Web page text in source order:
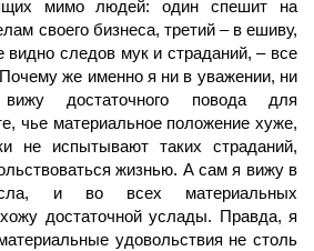
мимо людей: один спешит на
своего бизнеса, третий – в ешиву,
видно следов мук и страданий, – все
же именно я ни в уважении, ни
достаточного повода для
чье материальное положение хуже,
не испытывают таких страданий,
жизнью. А сам я вижу в
и во всех материальных
достаточной услады. Правда, я
удовольствия не столь